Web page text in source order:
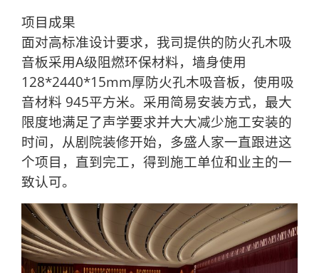
项目成果
面对高标准设计要求，我司提供的防火孔木吸
音板采用A级阻燃环保材料，墙身使用
128*2440*15mm厚防火孔木吸音板，使用吸
音材料 945平方米。采用简易安装方式，最大
限度地满足了声学要求并大大减少施工安装的
时间，从剧院装修开始，多盛人家一直跟进这
个项目，直到完工，得到施工单位和业主的一
致认可。